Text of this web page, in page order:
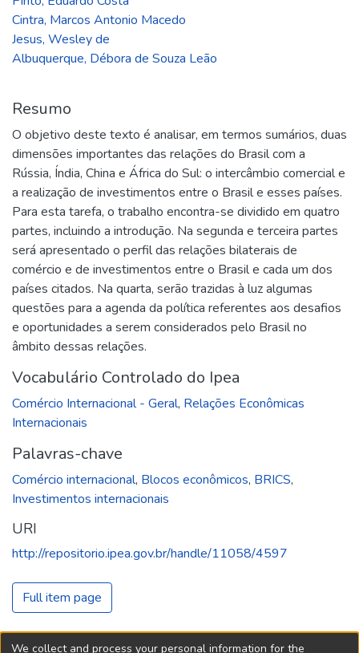
Cintra, Marcos Antonio Macedo
Jesus, Wesley de
Albuquerque, Débora de Souza Leão
Resumo
O objetivo deste texto é analisar, em termos sumários, duas
dimensões importantes das relações do Brasil com a
Rússia, Índia, China e África do Sul: o intercâmbio comercial e
a realização de investimentos entre o Brasil e esses países.
Para esta tarefa, o trabalho encontra-se dividido em quatro
partes, incluindo a introdução. Na segunda e terceira partes
será apresentado o perfil das relações bilaterais de
comércio e de investimentos entre o Brasil e cada um dos
países citados. Na quarta, serão trazidas à luz algumas
questões para a agenda da política referentes aos desafios
e oportunidades a serem considerados pelo Brasil no
âmbito dessas relações.
Vocabulário Controlado do Ipea
Comércio Internacional - Geral, Relações Econômicas
Internacionais
Palavras-chave
Comércio internacional, Blocos econômicos, BRICS,
Investimentos internacionais
URI
http://repositorio.ipea.gov.br/handle/11058/4597
Full item page
We collect and process your personal information for the